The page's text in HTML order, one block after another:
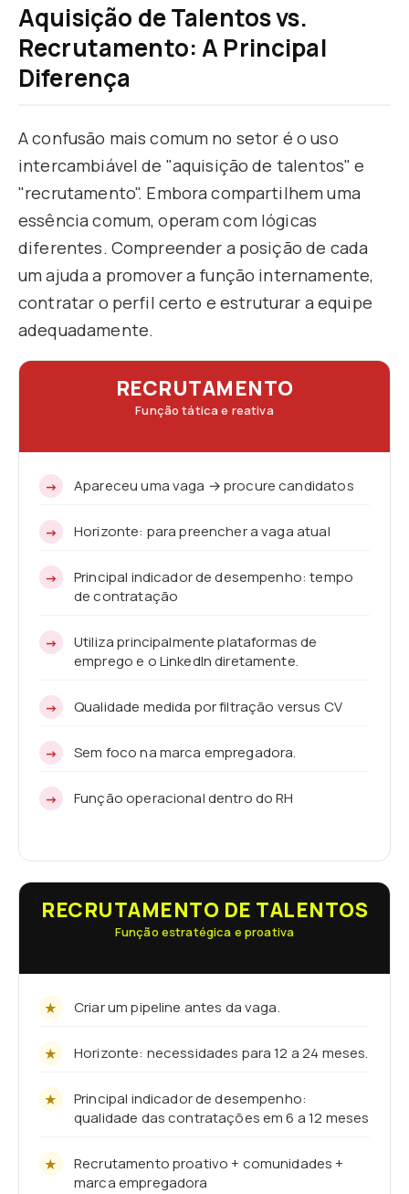
Aquisição de Talentos vs.
Recrutamento: A Principal
Diferença
A confusão mais comum no setor é o uso
intercambiável de "aquisição de talentos" e
"recrutamento". Embora compartilhem uma
essência comum, operam com lógicas
diferentes. Compreender a posição de cada
um ajuda a promover a função internamente,
contratar o perfil certo e estruturar a equipe
adequadamente.
RECRUTAMENTO
Função tática e reativa
Apareceu uma vaga → procure candidatos
Horizonte: para preencher a vaga atual
Principal indicador de desempenho: tempo
de contratação
Utiliza principalmente plataformas de
emprego e o LinkedIn diretamente.
Qualidade medida por filtração versus CV
Sem foco na marca empregadora.
Função operacional dentro do RH
RECRUTAMENTO DE TALENTOS
Função estratégica e proativa
Criar um pipeline antes da vaga.
Horizonte: necessidades para 12 a 24 meses.
Principal indicador de desempenho:
qualidade das contratações em 6 a 12 meses
Recrutamento proativo + comunidades +
marca empregadora